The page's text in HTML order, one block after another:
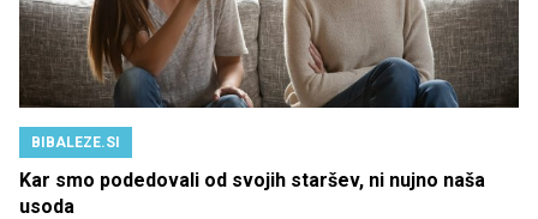
BIBALEZE.SI
Kar smo podedovali od svojih staršev, ni nujno naša
usoda